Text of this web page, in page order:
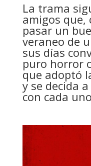
La trama
amigos que,
pasar un
veraneo de
sus días
puro horror
que adoptó
y se decida
con cada